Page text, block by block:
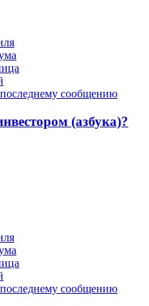
(азбука)?